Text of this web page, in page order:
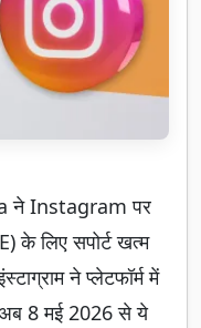
ने Instagram पर
के लिए सपोर्ट खत्म
ने प्लेटफॉर्म में
अब 8 मई 2026 से ये